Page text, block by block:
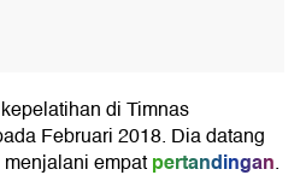
di Timnas
Februari 2018. Dia datang
empatpertandingan.